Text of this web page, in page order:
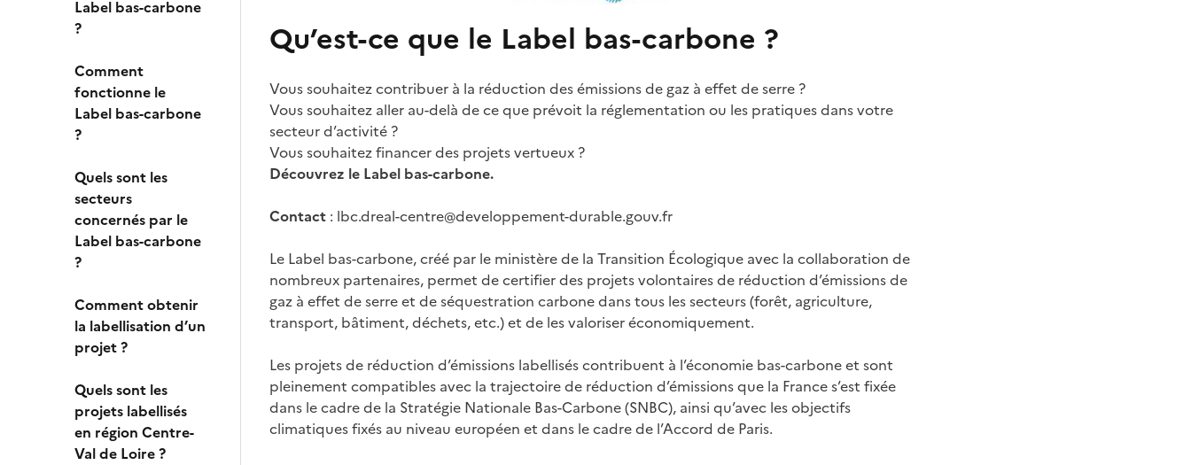
Label bas-carbone
?
Comment
fonctionne le
Label bas-carbone
?
Quels sont les
secteurs
concernés par le
Label bas-carbone
?
Comment obtenir
la labellisation d’un
projet ?
Quels sont les
projets labellisés
en région Centre-
Val de Loire ?
Qu’est-ce que le Label bas-carbone ?
Vous souhaitez contribuer à la réduction des émissions de gaz à effet de serre ?
Vous souhaitez aller au-delà de ce que prévoit la réglementation ou les pratiques dans votre
secteur d’activité ?
Vous souhaitez financer des projets vertueux ?
Découvrez le Label bas-carbone.
Contact : lbc.dreal-centre@developpement-durable.gouv.fr
Le Label bas-carbone, créé par le ministère de la Transition Écologique avec la collaboration de
nombreux partenaires, permet de certifier des projets volontaires de réduction d’émissions de
gaz à effet de serre et de séquestration carbone dans tous les secteurs (forêt, agriculture,
transport, bâtiment, déchets, etc.) et de les valoriser économiquement.
Les projets de réduction d’émissions labellisés contribuent à l’économie bas-carbone et sont
pleinement compatibles avec la trajectoire de réduction d’émissions que la France s’est fixée
dans le cadre de la Stratégie Nationale Bas-Carbone (SNBC), ainsi qu’avec les objectifs
climatiques fixés au niveau européen et dans le cadre de l’Accord de Paris.